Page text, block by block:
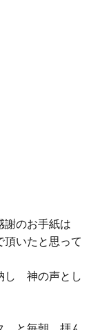
のお手紙は
いたと思って
し 神の声とし